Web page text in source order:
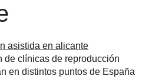
de clínicas de reproducción
en distintos puntos de España